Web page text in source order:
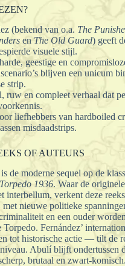
(bekend van o.a. The
en The Old Guard) geeft
visuele stijl.
geestige en
blijven een unicum
strip.
ruw en compleet verhaal dat
liefhebbers van hardboiled
misdaadstrips.
OF AUTEURS
is de moderne sequel op de
Torpedo 1936. Waar de
interbellum, verkent deze
met nieuwe politieke
en een ouder
Fernández’
tot historische actie — tilt de
Abulí blijft ondertussen
brutaal en zwart-komisch.